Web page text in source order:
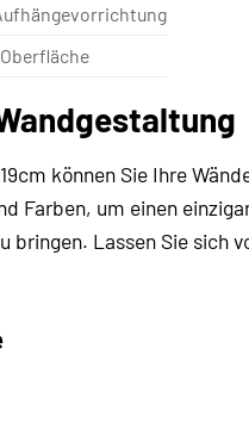
können Sie Ihre
Farben, um einen
Lassen Sie sich